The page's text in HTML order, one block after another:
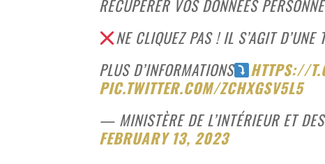
RÉCUPÉRER VOS DONNÉES
NE CLIQUEZ PAS ! IL S’AGIT D’UNE
PLUS D’INFORMATIONS
HTTPS://
PIC.TWITTER.COM/ZCHXGSV5L5
— MINISTÈRE DE L’INTÉRIEUR ET
FEBRUARY 13, 2023